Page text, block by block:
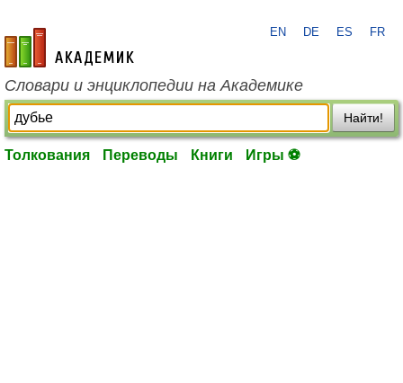
academic.ru
EN DE ES FR
Словари и энциклопедии на Академике
Найти!
Толкования Переводы Книги Игры ⚽